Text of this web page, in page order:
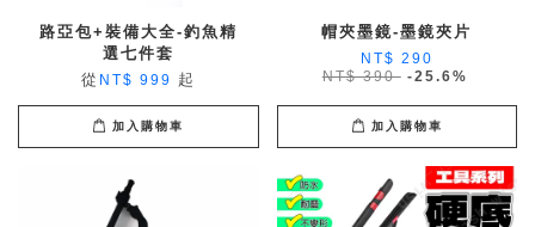
路亞包+裝備大全-釣魚精
選七件套
從 NT$ 999 起
加入購物車
帽夾墨鏡-墨鏡夾片
NT$ 290
NT$ 390 -25.6%
加入購物車